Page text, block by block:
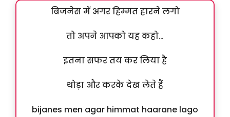
बिजनेस में अगर हिम्मत हारने लगो
तो अपने आपको यह कहो…
इतना सफर तय कर लिया है
थोड़ा और करके देख लेते हैं
bijanes men agar himmat haarane lago